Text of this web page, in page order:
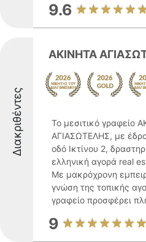
9.6
Διακριθέντες
ΑΚΙΝΗΤΑ
Το μεσιτικό γραφείο
ΑΓΙΑΣΩΤΕΛΗΣ, με
οδό Ικτίνου 2,
ελληνική αγορά real
Με μακρόχρονη
γνώση της τοπικής
γραφείο προσφέρει
9